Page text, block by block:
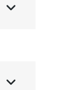

